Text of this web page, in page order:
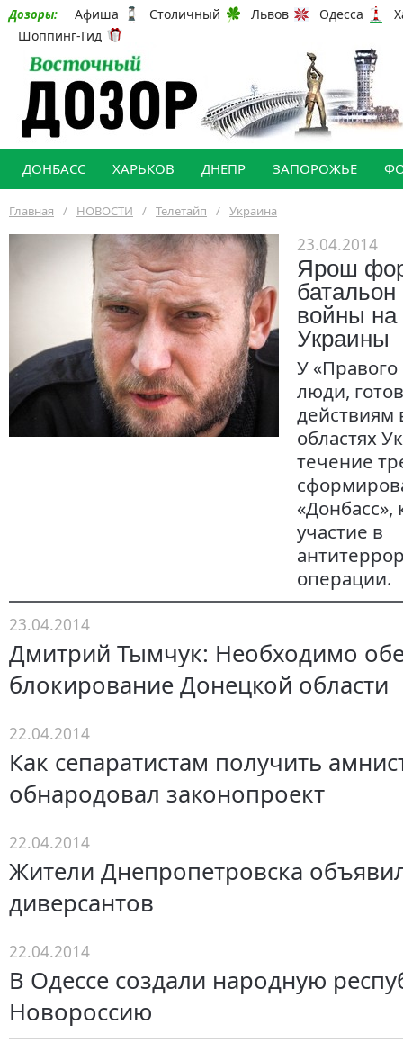
Дозоры: Афиша Столичный Львов Одесса
Шоппинг-Гид
ДОНБАСС ХАРЬКОВ ДНЕПР ЗАПОРОЖЬЕ
Главная / НОВОСТИ / Телетайп / Украина
23.04.2014
Ярош
войны на
Украины
У «Правого
люди,
действиям
областях
течение
участие в
операции.
23.04.2014
Дмитрий Тымчук: Необходимо
блокирование Донецкой области
22.04.2014
Как сепаратистам получить
обнародовал законопроект
22.04.2014
Жители Днепропетровска
диверсантов
22.04.2014
В Одессе создали народную
Новороссию